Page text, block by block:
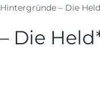
Hintergründe – Die
Die